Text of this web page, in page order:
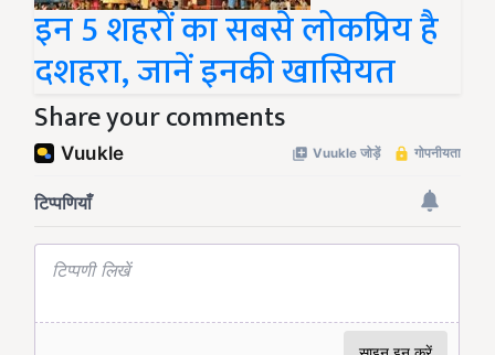
इन 5 शहरों का सबसे लोकप्रिय है
दशहरा, जानें इनकी खासियत
Share your comments